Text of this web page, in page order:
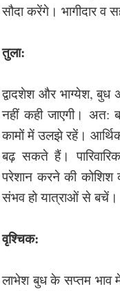
सौदा करेंगे। भागीदार व
तुला:
द्वादशेश और भाग्येश, बुध
नहीं कही जाएगी।
कामों में उलझे रहें।
बढ़ सकते हैं।
परेशान करने की
संभव हो यात्राओं से बचें।
वृश्चिक:
लाभेश बुध के सप्तम भाव